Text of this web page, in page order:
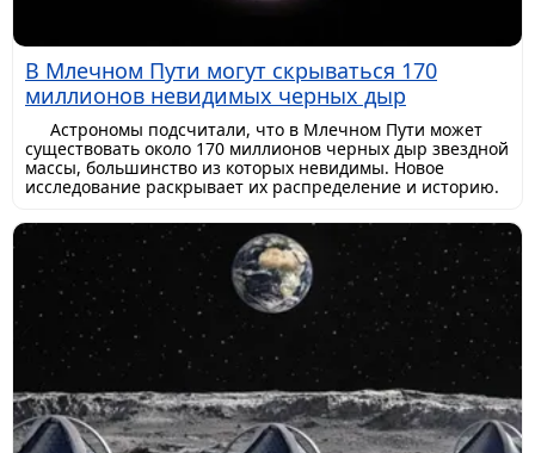
В Млечном Пути могут скрываться 170
миллионов невидимых черных дыр
Астрономы подсчитали, что в Млечном Пути может
существовать около 170 миллионов черных дыр звездной
массы, большинство из которых невидимы. Новое
исследование раскрывает их распределение и историю.